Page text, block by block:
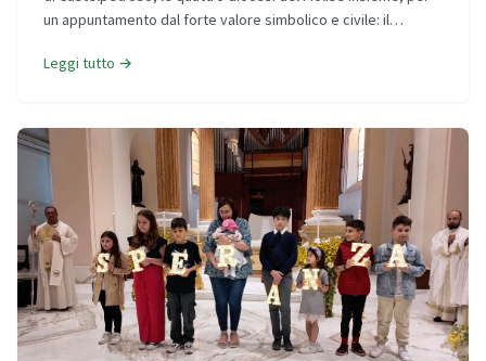
un appuntamento dal forte valore simbolico e civile: il…
Leggi tutto →